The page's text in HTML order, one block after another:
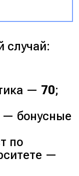
случай:
— 70;
— бонусные
по
—